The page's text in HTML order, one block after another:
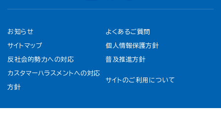
お知らせ よくあるご質問
サイトマップ 個人情報保護方針
反社会的勢力への対応 普及推進方針
カスタマーハラスメントへの対応
方針
サイトのご利用について